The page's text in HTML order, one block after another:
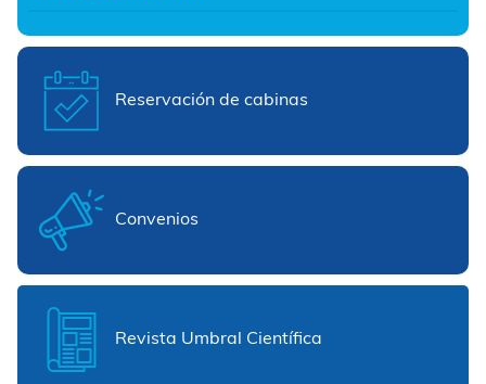
Reservación de cabinas
Convenios
Revista Umbral Científica